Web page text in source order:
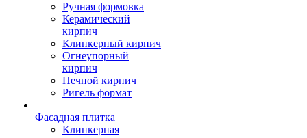
Ручная формовка
Керамический
кирпич
Клинкерный кирпич
Огнеупорный
кирпич
Печной кирпич
Ригель формат
Фасадная плитка
Клинкерная